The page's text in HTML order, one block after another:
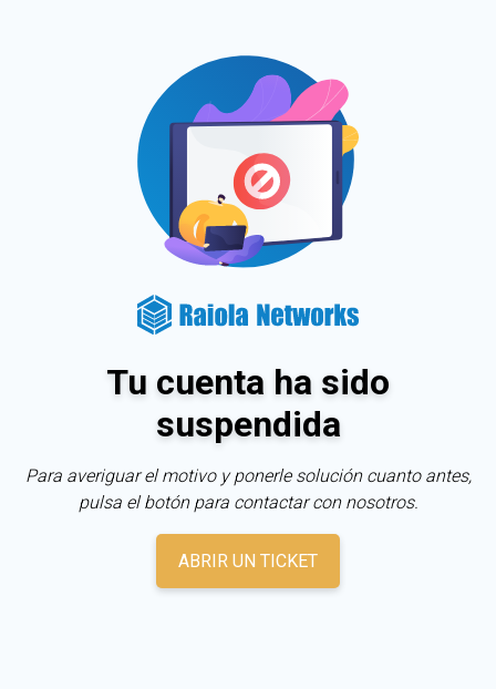
Tu cuenta ha sido
suspendida
Para averiguar el motivo y ponerle solución cuanto antes,
pulsa el botón para contactar con nosotros.
ABRIR UN TICKET